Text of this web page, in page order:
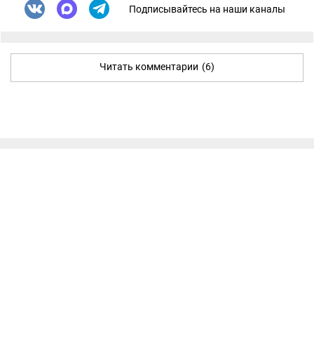
Подписывайтесь на наши каналы
Читать комментарии (6)